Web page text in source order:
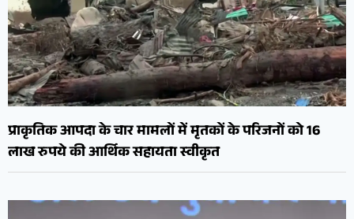
प्राकृतिक आपदा के चार मामलों में मृतकों के परिजनों को 16
लाख रुपये की आर्थिक सहायता स्वीकृत